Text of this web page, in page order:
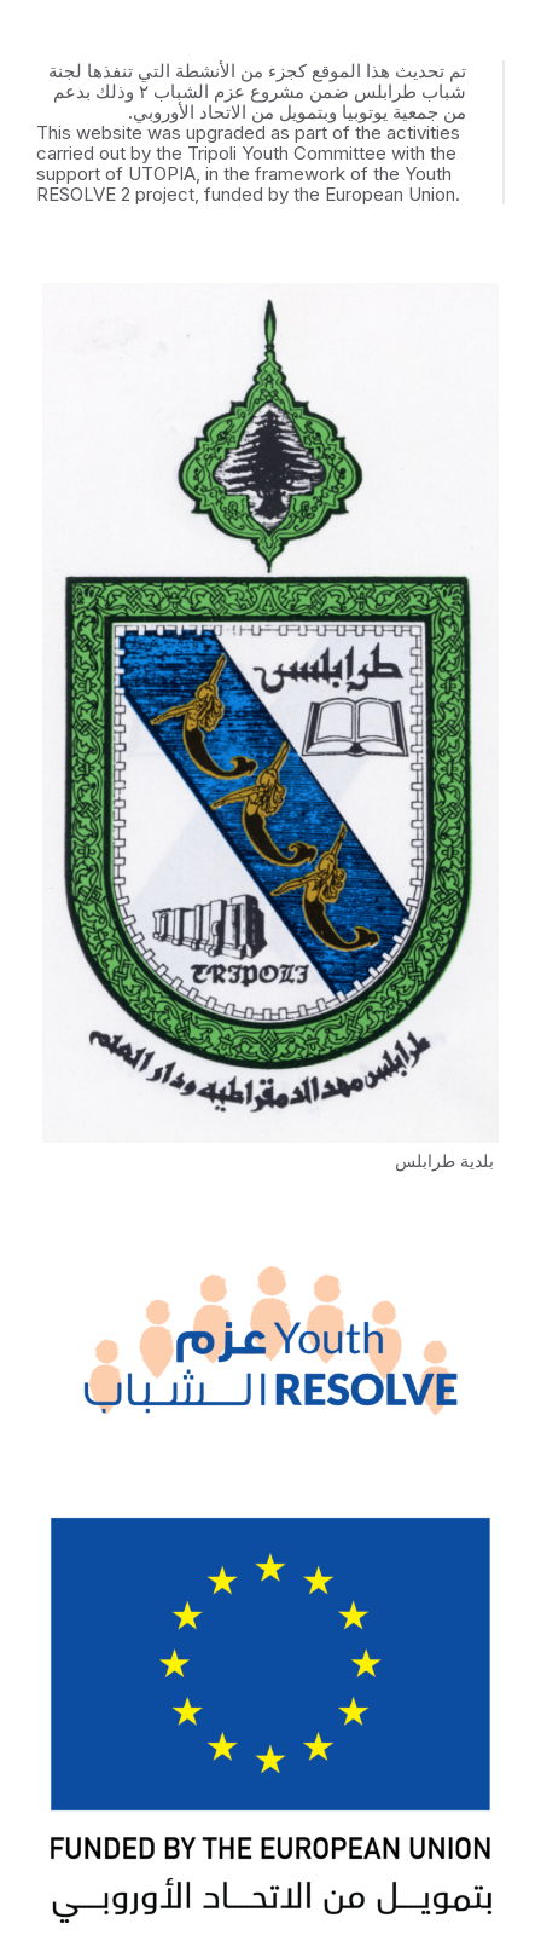
تم تحديث هذا الموقع كجزء من الأنشطة التي تنفذها لجنة
شباب طرابلس ضمن مشروع عزم الشباب ٢ وذلك بدعم
من جمعية يوتوبيا وبتمويل من الاتحاد الأوروبي.
This website was upgraded as part of the activities
carried out by the Tripoli Youth Committee with the
support of UTOPIA, in the framework of the Youth
RESOLVE 2 project, funded by the European Union.
بلدية طرابلس